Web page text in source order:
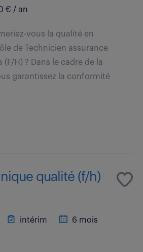
€ / an
vous la qualité en
de Technicien assurance
H) ? Dans le cadre de la
garantissez la conformité
qualité (f/h)
intérim
6 mois